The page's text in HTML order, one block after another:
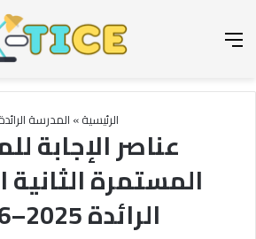
القائمة
الرئيسية» المدرسة
عناصر الإجابة
المستمرة
الرائدة 2025–2026